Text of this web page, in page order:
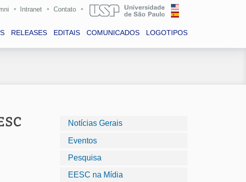
Intranet Contato
RELEASES EDITAIS COMUNICADOS LOGOTIPOS
Notícias Gerais
Eventos
Pesquisa
EESC na Mídia